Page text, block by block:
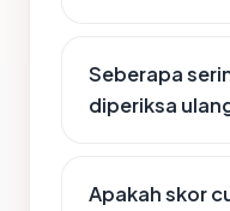
Seberapa
diperiksa
Apakah skor